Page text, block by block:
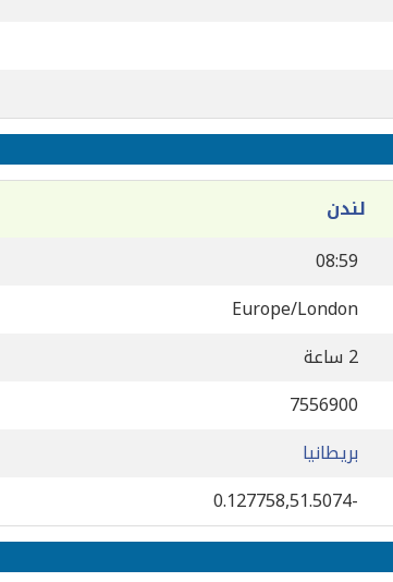
لندن
08:59
Europe/London
2 ساعة
7556900
بريطانيا
-0.127758,51.5074